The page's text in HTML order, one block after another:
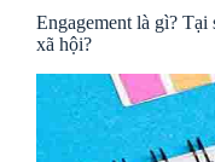
Engagement là gì? Tại
xã hội?